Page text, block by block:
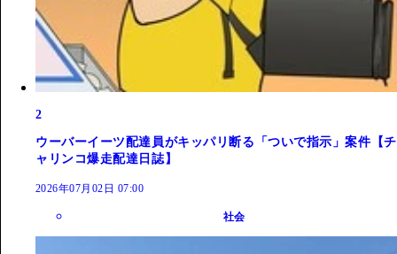
2
ウーバーイーツ配達員がキッパリ断る「ついで指示」案件【チ
ャリンコ爆走配達日誌】
2026年07月02日 07:00
社会